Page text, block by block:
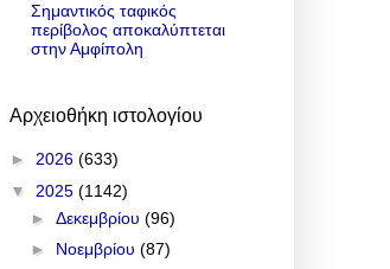
Σημαντικός ταφικός
περίβολος αποκαλύπτεται
στην Αμφίπολη
Αρχειοθήκη ιστολογίου
► 2026 (633)
▼ 2025 (1142)
► Δεκεμβρίου (96)
► Νοεμβρίου (87)